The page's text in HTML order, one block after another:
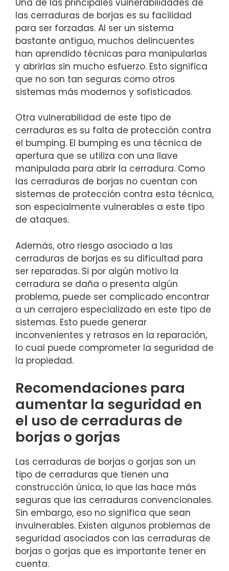
las cerraduras de borjas es su facilidad
para ser⁣ forzadas. Al ‌ser un sistema⁤
bastante antiguo, muchos delincuentes​
han aprendido técnicas ‌para ⁣manipularlas
y abrirlas sin mucho esfuerzo. Esto significa
que no son tan seguras como otros
sistemas más modernos ​y sofisticados.
Otra vulnerabilidad de este tipo de
cerraduras es su falta de protección contra
el bumping. El bumping es una técnica de
apertura que se utiliza con una llave
manipulada para abrir la cerradura. Como
⁢las cerraduras de borjas no ⁤cuentan ‍con⁤
sistemas ‌de protección contra esta técnica,
son especialmente vulnerables ⁤a este ‌tipo
de ataques.
Además, ⁤otro riesgo asociado a las⁢
cerraduras de⁤ borjas‌ es su dificultad para
ser ‍reparadas.​ Si por ⁢algún motivo la
cerradura se daña o presenta algún
problema, puede ser complicado encontrar
a un cerrajero especializado⁢ en este tipo de
sistemas. Esto puede ⁢generar
inconvenientes⁣ y ‍retrasos en​ la reparación,
lo cual ⁣puede comprometer la seguridad de
⁢la propiedad.
Recomendaciones para
aumentar ‌la seguridad en
el uso de cerraduras de
borjas o gorjas
Las cerraduras de borjas⁣ o gorjas son un
⁢tipo de cerraduras que⁣ tienen una
construcción única, lo que las hace más
seguras que las cerraduras convencionales.
Sin embargo, eso no significa que sean
invulnerables. Existen algunos problemas de
seguridad asociados​ con las cerraduras de
⁣borjas o gorjas que ‌es importante tener ‍en
cuenta.